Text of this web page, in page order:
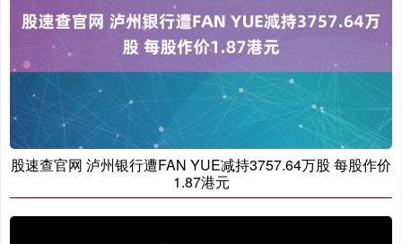
股速查官网 泸州银行遭FAN YUE减持3757.64万股 每股作价
1.87港元